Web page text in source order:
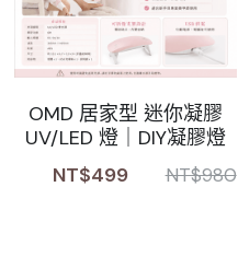
OMD 居家型 迷你凝膠
UV/LED 燈｜DIY凝膠燈
NT$499
NT$980